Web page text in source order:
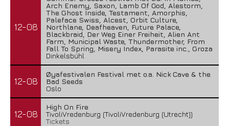
12-08
Arch Enemy, Saxon, Lamb Of God, Alestorm,
The Ghost Inside, Testament, Amorphis,
Paleface Swiss, Alcest, Orbit Culture,
Northlane, Deafheaven, Future Palace,
Blackbraid, Der Weg Einer Freiheit, Alien Ant
Farm, Municipal Waste, Thundermother, From
Fall To Spring, Misery Index, Parasite inc., Groza
Dinkelsbühl
12-08
Øyafestivalen Festival met o.a. Nick Cave & the
Bad Seeds
Oslo
12-08
High On Fire
TivoliVredenburg (TivoliVredenburg (Utrecht))
Tickets